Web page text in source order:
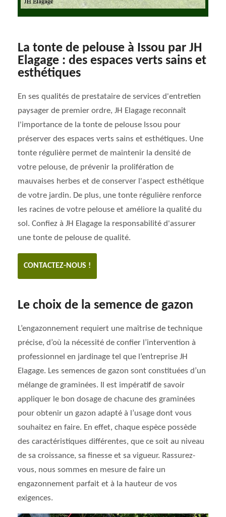
La tonte de pelouse à Issou par JH
Elagage : des espaces verts sains et
esthétiques
En ses qualités de prestataire de services d'entretien
paysager de premier ordre, JH Elagage reconnaît
l'importance de la tonte de pelouse Issou pour
préserver des espaces verts sains et esthétiques. Une
tonte régulière permet de maintenir la densité de
votre pelouse, de prévenir la prolifération de
mauvaises herbes et de conserver l'aspect esthétique
de votre jardin. De plus, une tonte régulière renforce
les racines de votre pelouse et améliore la qualité du
sol. Confiez à JH Elagage la responsabilité d'assurer
une tonte de pelouse de qualité.
CONTACTEZ-NOUS !
Le choix de la semence de gazon
L’engazonnement requiert une maîtrise de technique
précise, d’où la nécessité de confier l’intervention à
professionnel en jardinage tel que l’entreprise JH
Elagage. Les semences de gazon sont constituées d’un
mélange de graminées. Il est impératif de savoir
appliquer le bon dosage de chacune des graminées
pour obtenir un gazon adapté à l’usage dont vous
souhaitez en faire. En effet, chaque espèce possède
des caractéristiques différentes, que ce soit au niveau
de sa croissance, sa finesse et sa vigueur. Rassurez-
vous, nous sommes en mesure de faire un
engazonnement parfait et à la hauteur de vos
exigences.